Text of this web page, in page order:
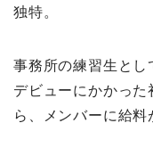
独特。
事務所の練習生とし
デビューにかかっ
ら、メンバーに給料